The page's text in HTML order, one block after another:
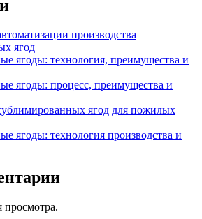
производства
ягод
ягоды: технология, преимущества и
ягоды: процесс, преимущества и
ягод для пожилых
ягоды: технология производства и
просмотра.